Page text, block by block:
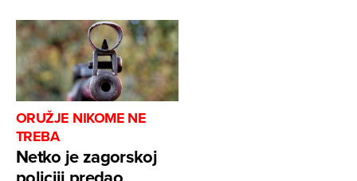
ORUŽJE NIKOME NE
TREBA
Netko je zagorskoj